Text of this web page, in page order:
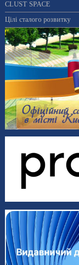
CLUST SPACE
Цілі сталого розвитку